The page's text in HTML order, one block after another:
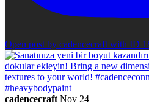
Open post by cadencecraft with ID
cadencecraft Nov 24